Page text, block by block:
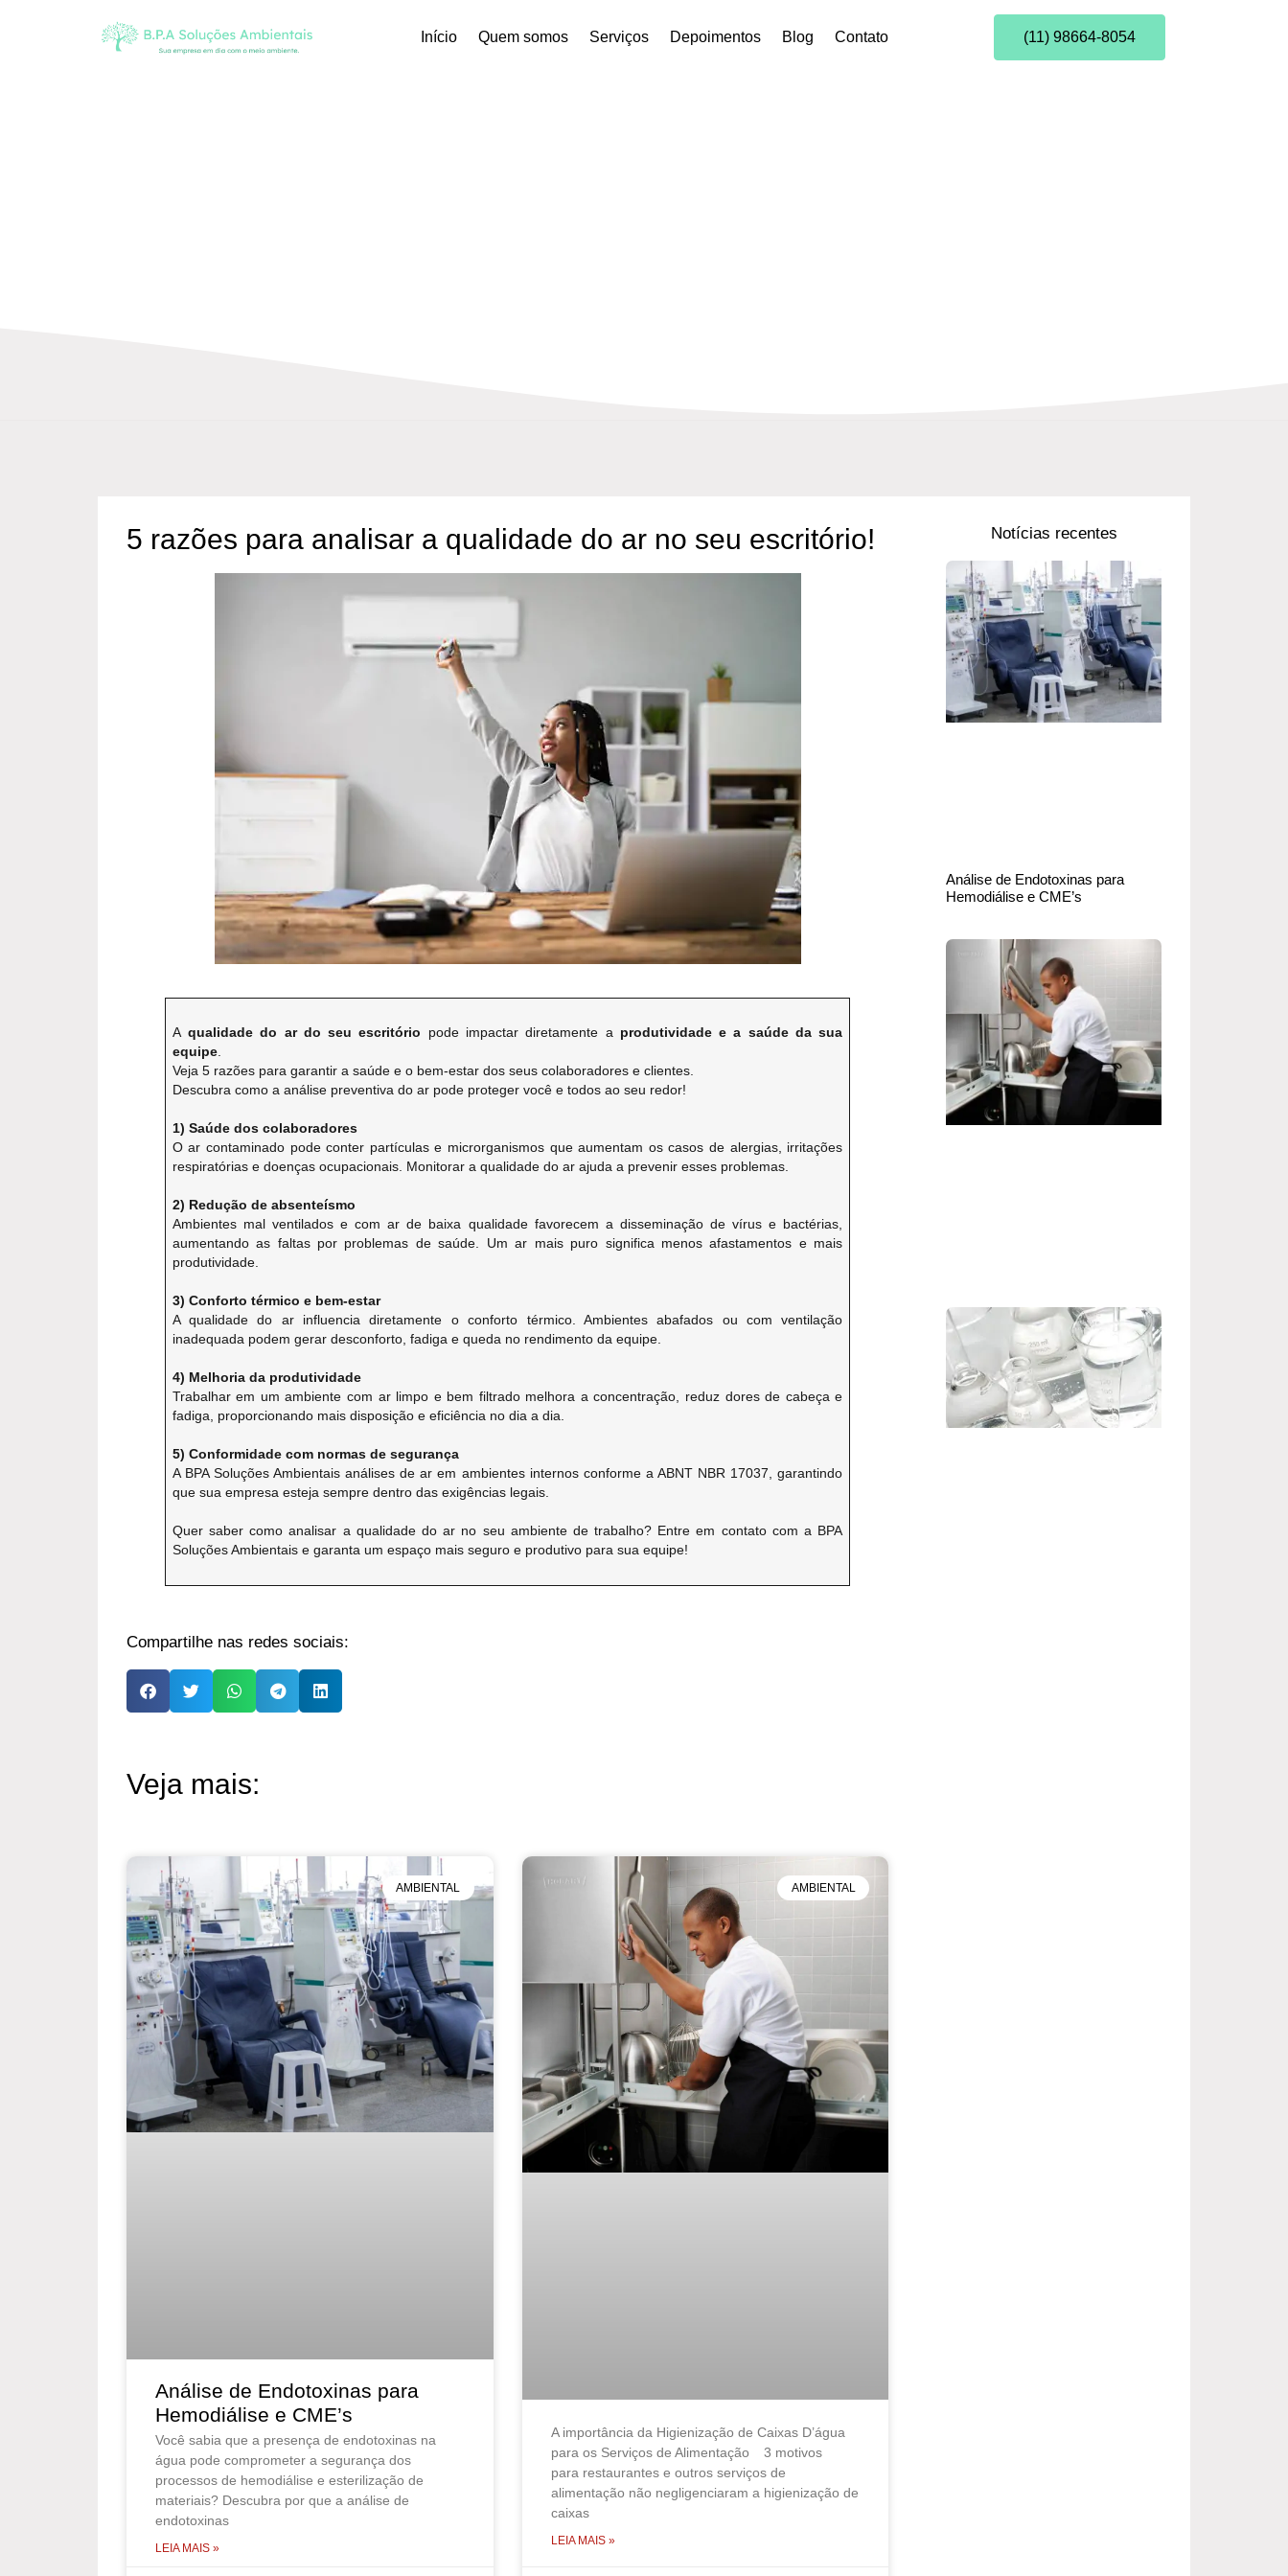
Início Quem somos Serviços Depoimentos Blog Contato (11) 98664-8054
5 razões para analisar a qualidade do ar no seu escritório!
Aqualidade do ar do seu escritório pode impactar diretamente a produtividade e a saúde da sua
equipe.
Veja 5 razões para garantir a saúde e o bem-estar dos seus colaboradores e clientes.
Descubra como a análise preventiva do ar pode proteger você e todos ao seu redor!
1) Saúde dos colaboradores
O ar contaminado pode conter partículas e microrganismos que aumentam os casos de alergias, irritações
respiratórias e doenças ocupacionais. Monitorar a qualidade do ar ajuda a prevenir esses problemas.
2) Redução de absenteísmo
Ambientes mal ventilados e com ar de baixa qualidade favorecem a disseminação de vírus e bactérias,
aumentando as faltas por problemas de saúde. Um ar mais puro significa menos afastamentos e mais
produtividade.
3) Conforto térmico e bem-estar
A qualidade do ar influencia diretamente o conforto térmico. Ambientes abafados ou com ventilação
inadequada podem gerar desconforto, fadiga e queda no rendimento da equipe.
4) Melhoria da produtividade
Trabalhar em um ambiente com ar limpo e bem filtrado melhora a concentração, reduz dores de cabeça e
fadiga, proporcionando mais disposição e eficiência no dia a dia.
5) Conformidade com normas de segurança
A BPA Soluções Ambientais análises de ar em ambientes internos conforme a ABNT NBR 17037, garantindo
que sua empresa esteja sempre dentro das exigências legais.
Quer saber como analisar a qualidade do ar no seu ambiente de trabalho? Entre em contato com a BPA
Soluções Ambientais e garanta um espaço mais seguro e produtivo para sua equipe!
Compartilhe nas redes sociais:
Veja mais:
AMBIENTAL
Análise de Endotoxinas para
Hemodiálise e CME’s
Você sabia que a presença de endotoxinas na
água pode comprometer a segurança dos
processos de hemodiálise e esterilização de
materiais? Descubra por que a análise de
endotoxinas
LEIA MAIS »
AMBIENTAL
A importância da Higienização de Caixas D’água
para os Serviços de Alimentação 3 motivos
para restaurantes e outros serviços de
alimentação não negligenciaram a higienização de
caixas
LEIA MAIS »
Notícias recentes
Análise de Endotoxinas para
Hemodiálise e CME’s